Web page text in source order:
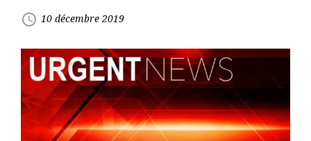
access_time 10 décembre 2019